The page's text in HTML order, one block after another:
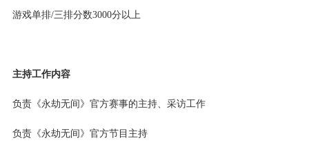
游戏单排/三排分数3000分以上
主持工作内容
负责《永劫无间》官方赛事的主持、采访工作
负责《永劫无间》官方节目主持